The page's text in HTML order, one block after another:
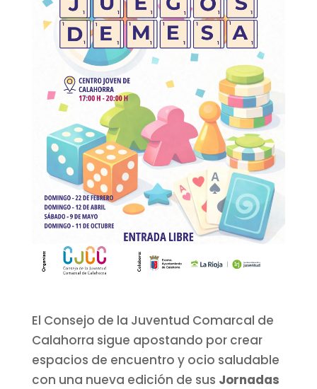
El Consejo de la Juventud Comarcal de
Calahorra sigue apostando por crear
espacios de encuentro y ocio saludable
con una nueva edición de sus Jornadas